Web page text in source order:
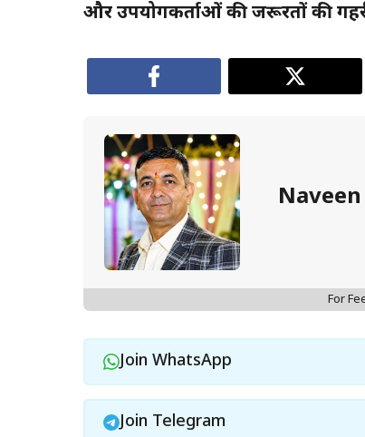
और उपयोगकर्ताओं की जरूरतों की
For
Join WhatsApp
Join Telegram